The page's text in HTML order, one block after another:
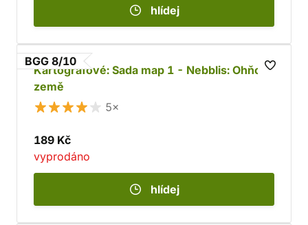
hlídej
BGG 8/10
Kartografové: Sada map 1 - Nebblis: Ohňová
země
5×
189 Kč
vyprodáno
hlídej